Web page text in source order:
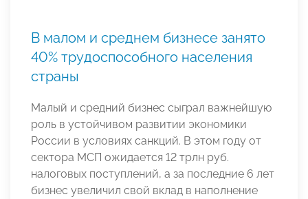
В малом и среднем бизнесе занято
40% трудоспособного населения
страны
Малый и средний бизнес сыграл важнейшую
роль в устойчивом развитии экономики
России в условиях санкций. В этом году от
сектора МСП ожидается 12 трлн руб.
налоговых поступлений, а за последние 6 лет
бизнес увеличил свой вклад в наполнение